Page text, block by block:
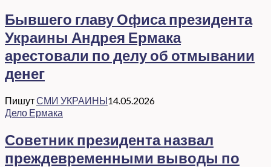
Бывшего главу Офиса президента
Украины Андрея Ермака
арестовали по делу об отмывании
денег
ПишутСМИ УКРАИНЫ14.05.2026
Дело Ермака
Советник президента назвал
преждевременными выводы по